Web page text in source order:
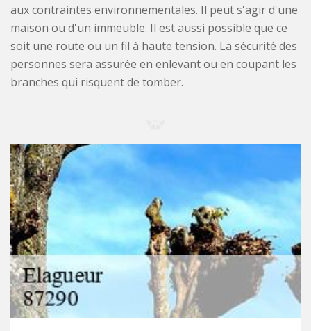
aux contraintes environnementales. Il peut s'agir d'une
maison ou d'un immeuble. Il est aussi possible que ce
soit une route ou un fil à haute tension. La sécurité des
personnes sera assurée en enlevant ou en coupant les
branches qui risquent de tomber.